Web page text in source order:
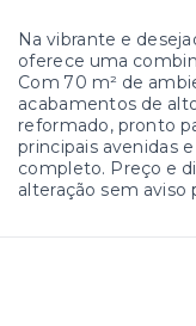
Na vibrante e
oferece uma
Com 70 m² de
acabamentos de
reformado, pronto
principais avenidas
completo. Preço e
alteração sem aviso